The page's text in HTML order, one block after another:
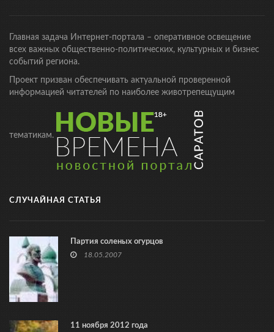
Главная задача Интернет-портала – оперативное освещение
всех важных общественно-политических, культурных и бизнес
событий региона.
Проект призван обеспечивать актуальной проверенной
информацией читателей по наиболее животрепещущим
тематикам.
СЛУЧАЙНАЯ СТАТЬЯ
Партия соленых огурцов
18.05.2007
11 ноября 2012 года